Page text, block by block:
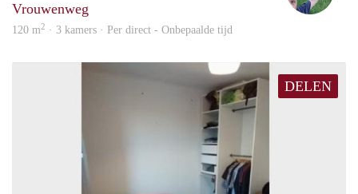
Vrouwenweg
120 m2 · 3 kamers · Per direct - Onbepaalde tijd
DELEN